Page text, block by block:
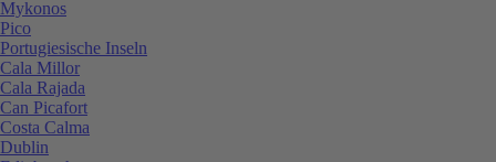
Mykonos
Pico
Portugiesische Inseln
Cala Millor
Cala Rajada
Can Picafort
Costa Calma
Dublin